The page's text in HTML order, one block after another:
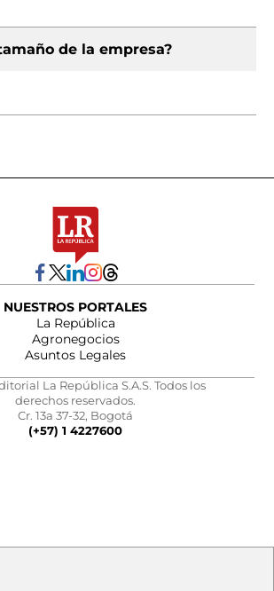
de la empresa?
NUESTROS PORTALES
La República
Agronegocios
Asuntos Legales
La República S.A.S. Todos los
derechos reservados.
Cr. 13a 37-32, Bogotá
(+57) 1 4227600